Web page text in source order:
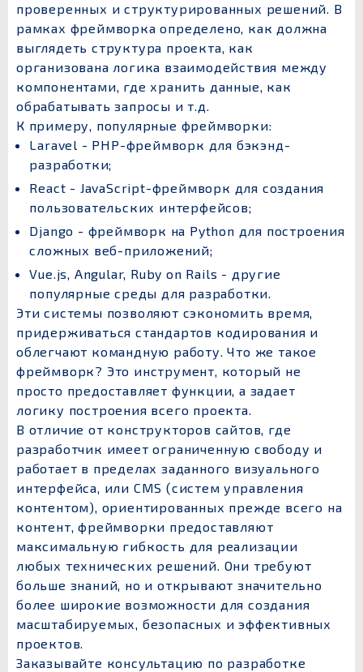
проверенных и структурированных решений. В
рамках фреймворка определено, как должна
выглядеть структура проекта, как
организована логика взаимодействия между
компонентами, где хранить данные, как
обрабатывать запросы и т.д.
К примеру, популярные фреймворки:
Laravel - PHP-фреймворк для бэкэнд-
разработки;
React - JavaScript-фреймворк для создания
пользовательских интерфейсов;
Django - фреймворк на Python для построения
сложных веб-приложений;
Vue.js, Angular, Ruby on Rails - другие
популярные среды для разработки.
Эти системы позволяют сэкономить время,
придерживаться стандартов кодирования и
облегчают командную работу. Что же такое
фреймворк? Это инструмент, который не
просто предоставляет функции, а задает
логику построения всего проекта.
В отличие от конструкторов сайтов, где
разработчик имеет ограниченную свободу и
работает в пределах заданного визуального
интерфейса, или CMS (систем управления
контентом), ориентированных прежде всего на
контент, фреймворки предоставляют
максимальную гибкость для реализации
любых технических решений. Они требуют
больше знаний, но и открывают значительно
более широкие возможности для создания
масштабируемых, безопасных и эффективных
проектов.
Заказывайте консультацию по разработке